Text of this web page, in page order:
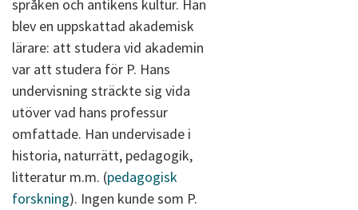
språken och antikens kultur. Han
blev en uppskattad akademisk
lärare: att studera vid akademin
var att studera för P. Hans
undervisning sträckte sig vida
utöver vad hans professur
omfattade. Han undervisade i
historia, naturrätt, pedagogik,
litteratur m.m. (pedagogisk
forskning). Ingen kunde som P.